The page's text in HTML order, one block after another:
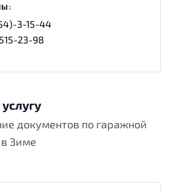
3-15-44
23-98
документов по гаражной
Зиме